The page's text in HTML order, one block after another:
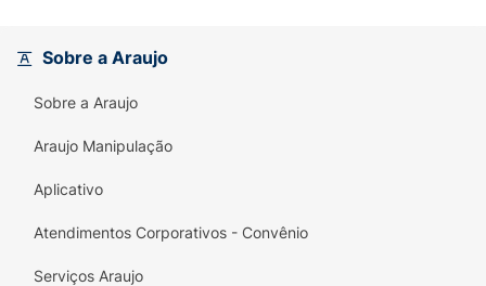
Sobre a Araujo
Sobre a Araujo
Araujo Manipulação
Aplicativo
Atendimentos Corporativos - Convênio
Serviços Araujo